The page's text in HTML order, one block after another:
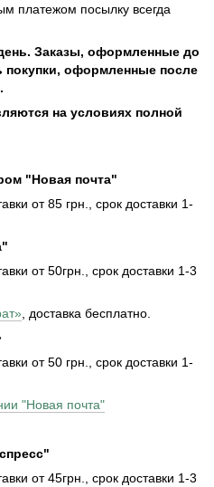
платежом посылку всегда
Заказы, оформленные до
покупки, оформленные после
на условиях полной
"Новая почта"
от 85 грн., срок доставки 1-
от 50грн., срок доставки 1-3
, доставка бесплатно.
от 50 грн., срок доставки 1-
"Новая почта"
от 45грн., срок доставки 1-3